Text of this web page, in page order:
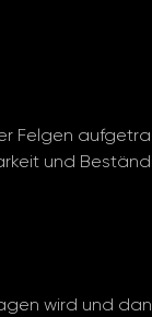
Felgen
und
wird und